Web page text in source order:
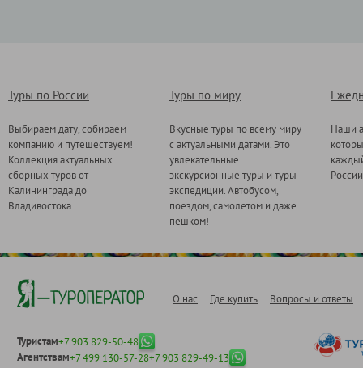
Туры по России
Выбираем дату, собираем
компанию и путешествуем!
Коллекция актуальных
сборных туров от
Калининграда до
Владивостока.
Туры по миру
Вкусные туры по всему миру
с актуальными датами. Это
увлекательные
экскурсионные туры и туры-
экспедиции. Автобусом,
поездом, самолетом и даже
пешком!
Наши
О нас Где купить Вопросы и ответы
Туристам+7 903 829-50-48
Агентствам+7 499 130-57-28+7 903 829-49-13